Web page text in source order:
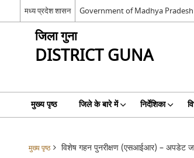
मध्य प्रदेश शासन Government of Madhya Pradesh
जिला गुना
DISTRICT GUNA
मुख्य पृष्ठ जिले के बारे में निर्देशिका
मुख्य पृष्ठ विशेष गहन पुनरीक्षण (एसआईआर) – अपडेट